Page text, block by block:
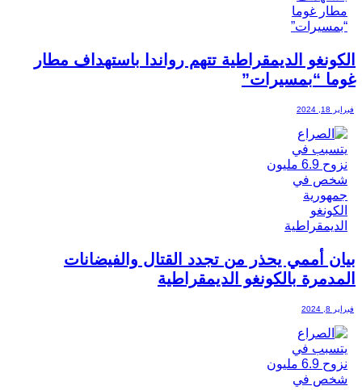
الكونغو الديمقراطية تتهم رواندا باستهداف مطار
غوما “بمسيرات”
فبراير 18, 2024
بيان أممي يحذر من تجدد القتال والفيضانات
المدمرة بالكونغو الديمقراطية
فبراير 8, 2024